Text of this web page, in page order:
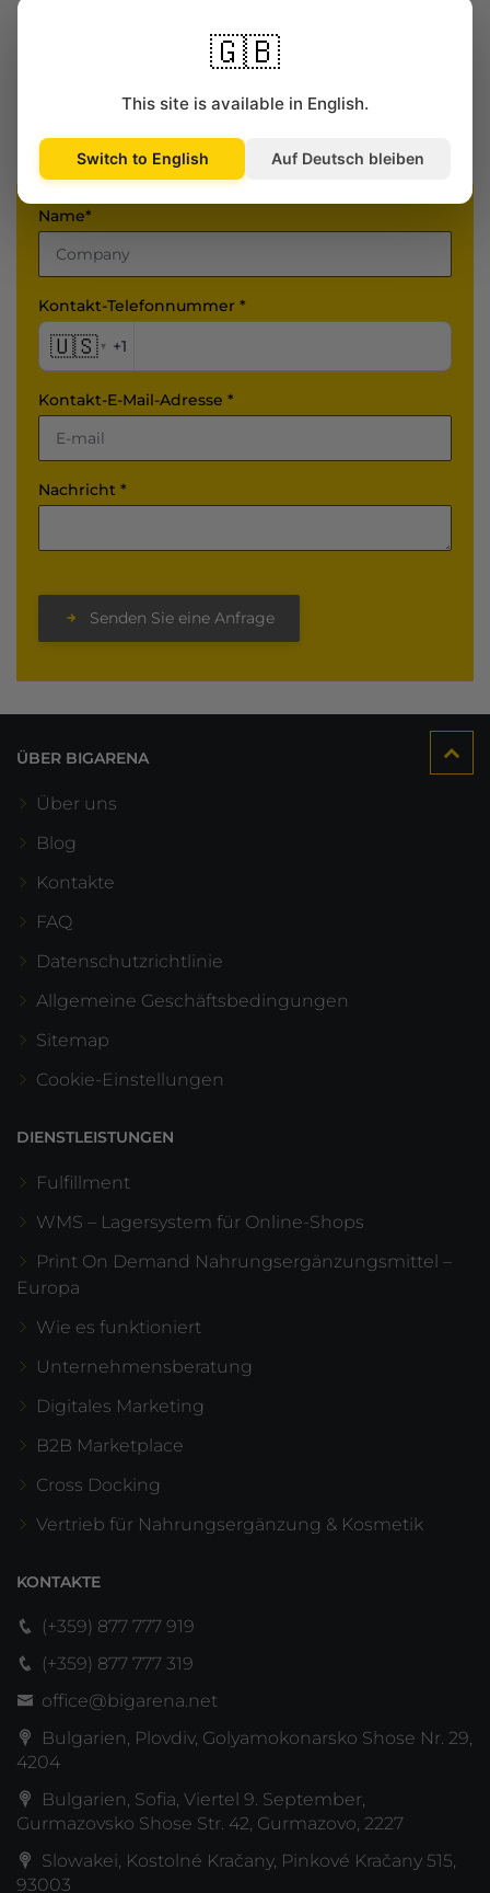
effektivsten fördern können.
Name*
Kontakt-Telefonnummer *
🇺🇸▾ +1
Kontakt-E-Mail-Adresse *
Nachricht *
Senden Sie eine Anfrage
ÜBER BIGARENA
Über uns
Blog
Kontakte
FAQ
Datenschutzrichtlinie
Allgemeine Geschäftsbedingungen
Sitemap
Cookie-Einstellungen
DIENSTLEISTUNGEN
Fulfillment
WMS – Lagersystem für Online-Shops
Print On Demand Nahrungsergänzungsmittel –
Europa
Wie es funktioniert
Unternehmensberatung
Digitales Marketing
B2B Marketplace
Cross Docking
Vertrieb für Nahrungsergänzung & Kosmetik
KONTAKTE
(+359) 877 777 919
(+359) 877 777 319
office@bigarena.net
Bulgarien, Plovdiv, Golyamokonarsko Shose Nr. 29,
4204
Bulgarien, Sofia, Viertel 9. September,
Gurmazovsko Shose Str. 42, Gurmazovo, 2227
Slowakei, Kostolné Kračany, Pinkové Kračany 515,
93003
🇬🇧
This site is available in English.
Switch to English Auf Deutsch bleiben